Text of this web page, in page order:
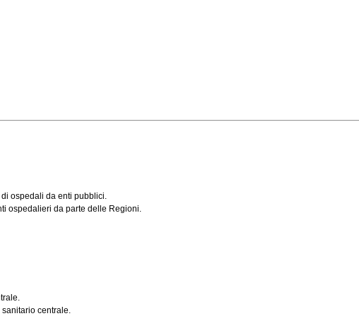
ospedali da enti pubblici.
ospedalieri da parte delle Regioni.
centrale.